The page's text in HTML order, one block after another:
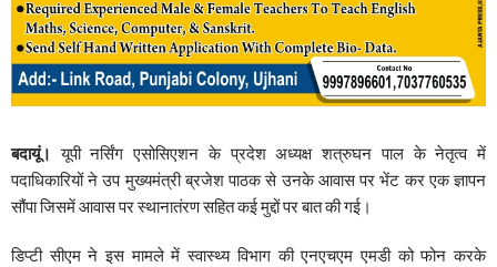
बदायूं। यूपी नर्सिंग एसोसिएशन के प्रदेश अध्यक्ष शत्रुघन पाल के नेतृत्व में
पदाधिकारियों ने उप मुख्यमंत्री ब्रजेश पाठक से उनके आवास पर भेंट कर एक ज्ञापन
सौंपा जिसमें आवास पर स्थानातंरण सहित कई मुद्दों पर बात की गई।
डिप्टी सीएम ने इस मामले में स्वास्थ्य विभाग की एनएचएम एमडी को फोन करके